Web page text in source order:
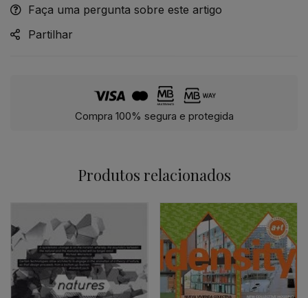
Faça uma pergunta sobre este artigo
Partilhar
Compra 100% segura e protegida
Produtos relacionados